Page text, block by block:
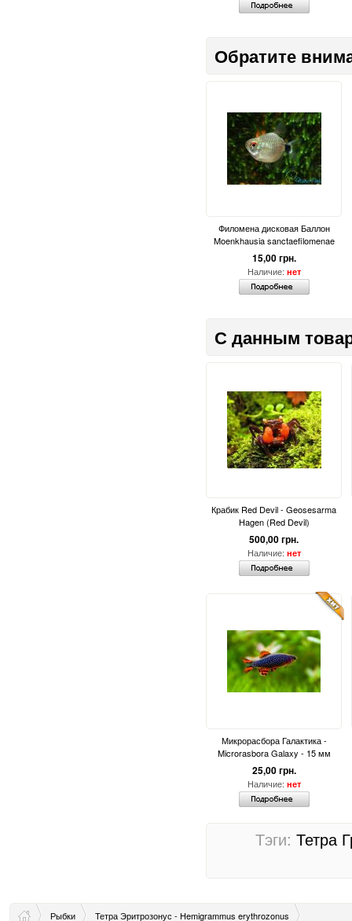
Обратите
Филомена дисковая Баллон
Moenkhausia sanctaefilomenae
15,00 грн.
Наличие: нет
С данным
Крабик Red Devil - Geosesarma
Hagen (Red Devil)
500,00 грн.
Наличие: нет
Микрорасбора Галактика -
Microrasbora Galaxy - 15 мм
25,00 грн.
Наличие: нет
Тэги: Тетра
Рыбки
Тетра Эритрозонус - Hemigrammus erythrozonus